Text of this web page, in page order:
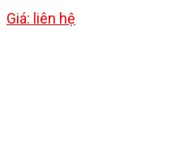
Giá: liên hệ